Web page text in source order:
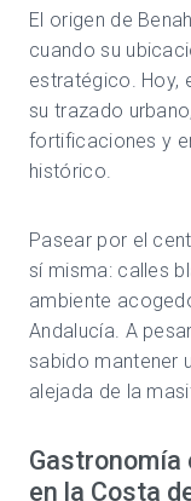
El origen de
cuando su
estratégico. Hoy,
su trazado
fortificaciones y
histórico.
Pasear por el
sí misma: calles
ambiente
Andalucía. A
sabido mantener
alejada de la
Gastronomía
en la Costa